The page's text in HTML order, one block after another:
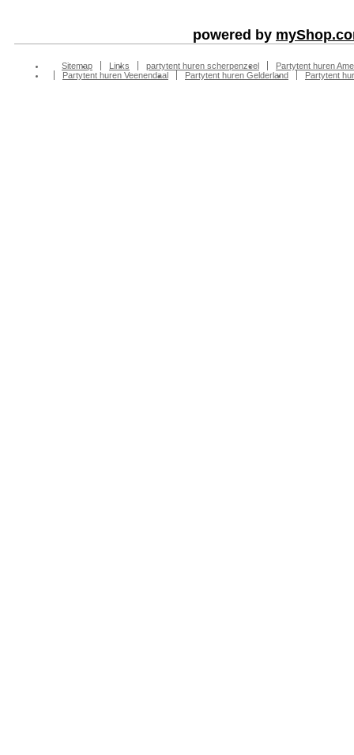
powered by
Sitemap Links partytent huren scherpenzeel
Partytent huren
Partytent huren Veenendaal
Partytent huren Gelderland Partytent